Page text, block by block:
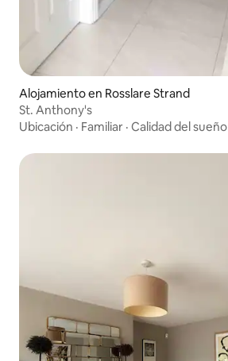
Alojamiento en Rosslare Strand
St. Anthony's
Ubicación · Familiar · Calidad del sueño